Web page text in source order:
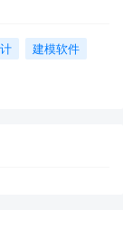
建模软件